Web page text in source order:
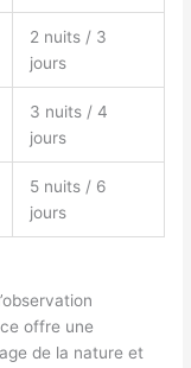
2 nuits / 3
jours
3 nuits / 4
jours
5 nuits / 6
jours
offre une
de la nature et